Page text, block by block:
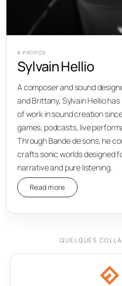
À PROPOS
Sylvain Hellio
A composer and sound
and Brittany, Sylvain Hellio
of work in sound creation
games, podcasts, live
Through Bande de sons, he
crafts sonic worlds designed
narrative and pure listening.
Read more
QUELQUES